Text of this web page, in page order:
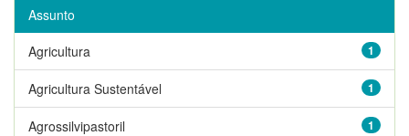
Assunto
1
Agricultura
1
Agricultura Sustentável
1
Agrossilvipastoril